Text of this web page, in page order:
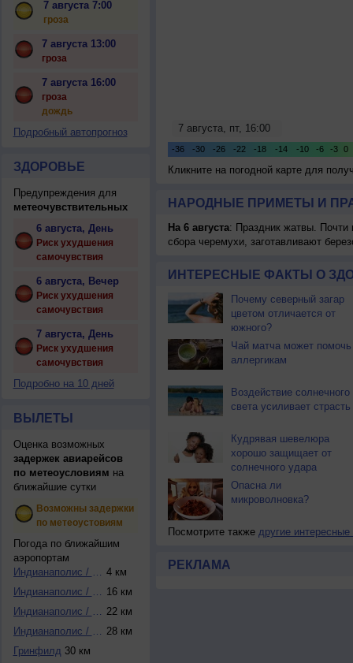
7 августа 7:00
гроза
7 августа 13:00
гроза
7 августа 16:00
гроза
дождь
Подробный автопрогноз
ЗДОРОВЬЕ
Предупреждения для
метеочувствительных
6 августа, День
Риск ухудшения
самочувствия
6 августа, Вечер
Риск ухудшения
самочувствия
7 августа, День
Риск ухудшения
самочувствия
Подробно на 10 дней
ВЫЛЕТЫ
Оценка возможных
задержек авиарейсов
по метеоусловиям на
ближайшие сутки
Возможны задержки
по метеоустовиям
Погода по ближайшим
аэропортам
Индианаполис / Ин... 4 км
Индианаполис / Ин... 16 км
Индианаполис / Ин... 22 км
Индианаполис / Иг... 28 км
Гринфилд 30 км
Кликните на погодной карте для
НАРОДНЫЕ ПРИМЕТЫ И
На 6 августа: Праздник жатвы. Почти
сбора черемухи, заготавливают
ИНТЕРЕСНЫЕ ФАКТЫ О
Почему северный загар
цветом отличается от
южного?
Чай матча может помочь
аллергикам
Воздействие солнечного
света усиливает страсть
Кудрявая шевелюра
хорошо защищает от
солнечного удара
Опасна ли
микроволновка?
Посмотрите также другие интересные
РЕКЛАМА